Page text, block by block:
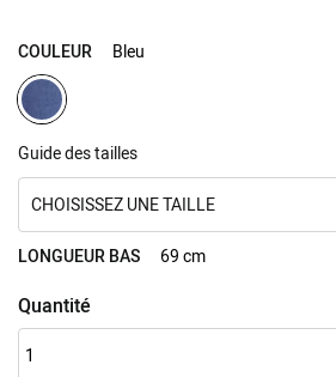
COULEUR Bleu
Guide des tailles
CHOISISSEZ UNE TAILLE
LONGUEUR BAS 69 cm
Quantité